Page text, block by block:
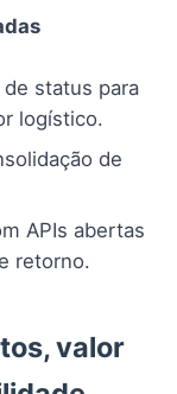
status para
logístico.
de
APIs abertas
retorno.
valor